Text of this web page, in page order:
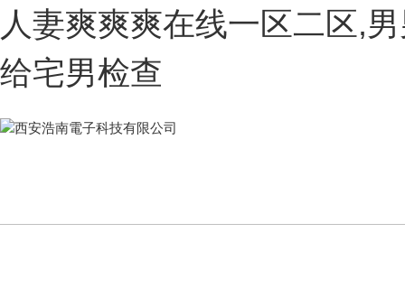
人妻爽爽爽在线一区二区,
给宅男检查